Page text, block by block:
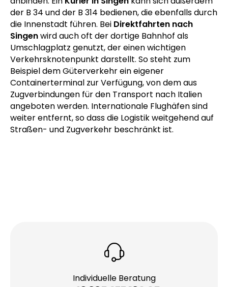
Kurierfahrten nach Singen, heute über die A 81
oder die A 98, die sich in dieser Stadt kreuzen und sie
somit perfekt an das umliegende Fernstraßennetz
anbinden. EinKurier in Singenkann sich außerdem
der B 34 und der B 314 bedienen, die ebenfalls durch
die Innenstadt führen. BeiDirektfahrten nach
Singenwird auch oft der dortige Bahnhof als
Umschlagplatz genutzt, der einen wichtigen
Verkehrsknotenpunkt darstellt. So steht zum
Beispiel dem Güterverkehr ein eigener
Containerterminal zur Verfügung, von dem aus